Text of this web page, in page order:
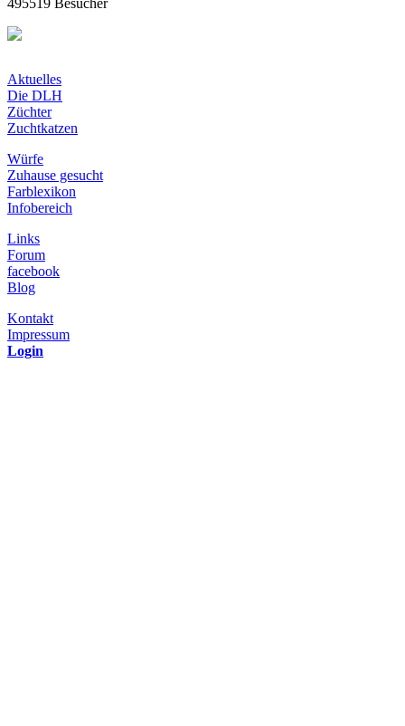
495519 Besucher
Aktuelles
Die DLH
Züchter
Zuchtkatzen
Würfe
Zuhause gesucht
Farblexikon
Infobereich
Links
Forum
facebook
Blog
Kontakt
Impressum
Login